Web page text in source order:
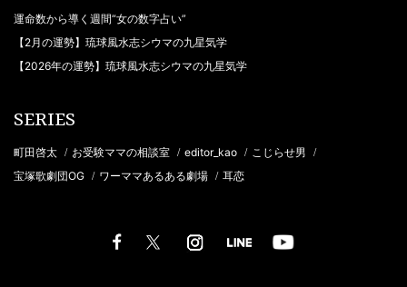
運命数から導く週間“女の数字占い”
【2月の運勢】琉球風水志シウマの九星気学
【2026年の運勢】琉球風水志シウマの九星気学
SERIES
町田啓太 / お受験ママの相談室 / editor_kao / こじらせ男 /
宝塚歌劇団OG / ワーママあるある劇場 / 耳恋